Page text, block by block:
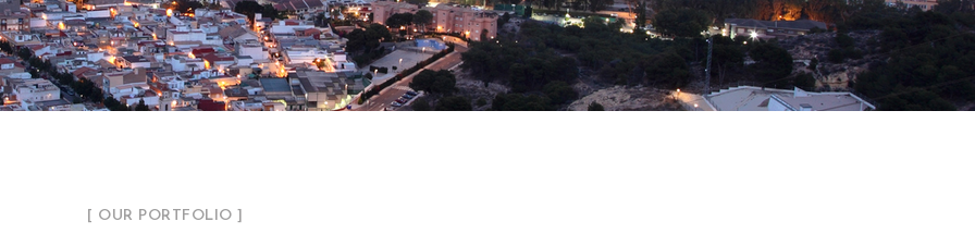
[ OUR PORTFOLIO ]